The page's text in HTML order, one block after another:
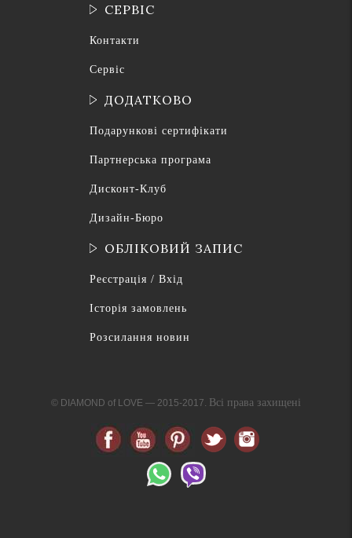
СЕРВІС
Контакти
Сервіс
ДОДАТКОВО
Подарункові сертифікати
Партнерська програма
Дисконт-Клуб
Дизайн-Бюро
ОБЛІКОВИЙ ЗАПИС
Реєстрація / Вхід
Історія замовлень
Розсилання новин
© DIAMOND of LOVE — 2015-2017. Всі права захищені